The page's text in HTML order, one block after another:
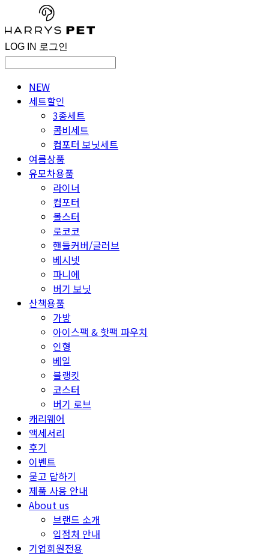
LOG IN 로그인
NEW
세트할인
3종세트
콤비세트
컴포터 보닛세트
여름상품
유모차용품
라이너
컴포터
볼스터
로코코
핸들커버/글러브
베시넷
파니에
버기 보닛
산책용품
가방
아이스팩 & 핫팩 파우치
인형
베일
블랭킷
코스터
버기 로브
캐리웨어
액세서리
후기
이벤트
묻고 답하기
제품 사용 안내
About us
브랜드 소개
입점처 안내
기업회원전용